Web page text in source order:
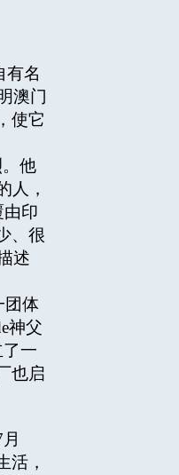
有名
澳门
使它
他
人，
印
、很
述
团体
神父
一
也启
活，